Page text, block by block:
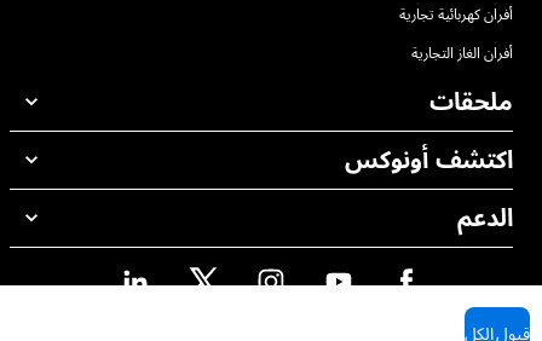
أفران كهربائية تجارية
أفران الغاز التجارية
ملحقات
جميع الملحقات
منظفات الغسيل اليدوي
معالجة المياه باستخدام المرشحات
معالجة المياه بالتناضح العكسي
اكتشف أونوكس
مكاتبنا حول العالم
الدعم
محدد موقع الموزع
قبول الكل